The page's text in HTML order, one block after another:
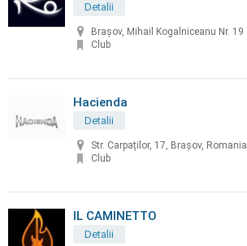
Detalii
Brașov, Mihail Kogalniceanu Nr. 19
Club
Hacienda
Detalii
Str. Carpaților, 17, Brașov, Romania
Club
IL CAMINETTO
Detalii